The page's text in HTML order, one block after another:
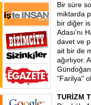
Bir süre
miktarda
bir diğer
Adası'nı
davet ve
ait bir de
ağırlıyor.
"Farilya"
TURİZM